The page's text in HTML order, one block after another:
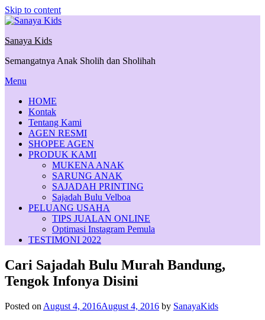
Skip to content
Sanaya Kids
Semangatnya Anak Sholih dan Sholihah
Menu
HOME
Kontak
Tentang Kami
AGEN RESMI
SHOPEE AGEN
PRODUK KAMI
MUKENA ANAK
SARUNG ANAK
SAJADAH PRINTING
Sajadah Bulu Velboa
PELUANG USAHA
TIPS JUALAN ONLINE
Optimasi Instagram Pemula
TESTIMONI 2022
Cari Sajadah Bulu Murah Bandung,
Tengok Infonya Disini
Posted on August 4, 2016August 4, 2016 by SanayaKids